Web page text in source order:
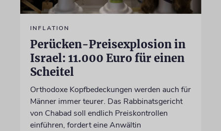
INFLATION
Perücken-Preisexplosion in
Israel: 11.000 Euro für einen
Scheitel
Orthodoxe Kopfbedeckungen werden auch für
Männer immer teurer. Das Rabbinatsgericht
von Chabad soll endlich Preiskontrollen
einführen, fordert eine Anwältin